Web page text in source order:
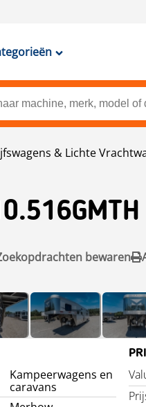
& Lichte
bewaren
Kampeerwagens en
caravans